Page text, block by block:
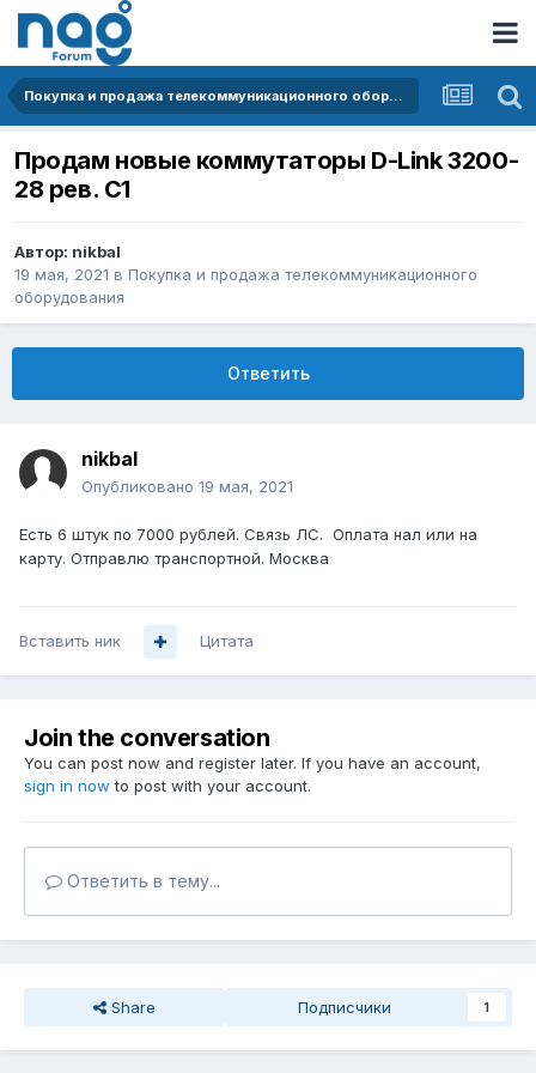
Покупка и продажа телекоммуникационного оборудования
Продам новые коммутаторы D-Link 3200-
28 рев. С1
Автор: nikbal
19 мая, 2021 в Покупка и продажа телекоммуникационного
оборудования
Ответить
nikbal
Опубликовано 19 мая, 2021
Есть 6 штук по 7000 рублей. Связь ЛС. Оплата нал или на
карту. Отправлю транспортной. Москва
Вставить ник Цитата
Join the conversation
You can post now and register later. If you have an account,
sign in now to post with your account.
Ответить в тему...
Share Подписчики 1